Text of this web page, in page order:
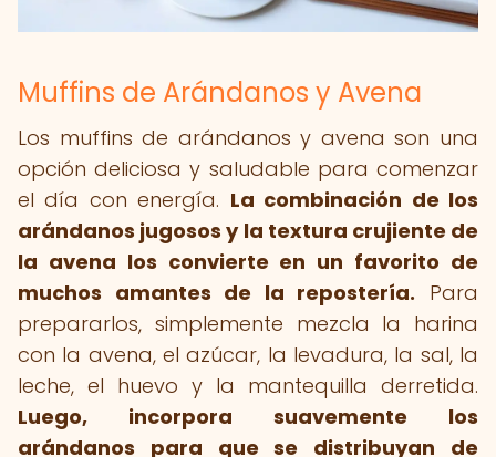
Muffins de Arándanos y Avena
Los muffins de arándanos y avena son una
opción deliciosa y saludable para comenzar
el día con energía. La combinación de los
arándanos jugosos y la textura crujiente de
la avena los convierte en un favorito de
muchos amantes de la repostería. Para
prepararlos, simplemente mezcla la harina
con la avena, el azúcar, la levadura, la sal, la
leche, el huevo y la mantequilla derretida.
Luego, incorpora suavemente los
arándanos para que se distribuyan de